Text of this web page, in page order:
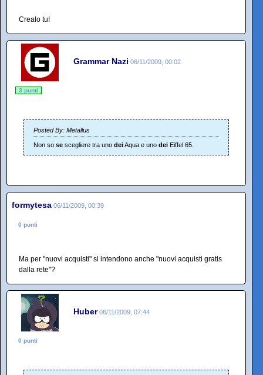
Crealo tu!
Grammar Nazi 06/11/2009, 00:02
3 punti
Posted By: Metallus
Non so se scegliere tra uno deiAqua e uno dei Eiffel 65.
formytesa 06/11/2009, 00:39
0 punti
Ma per "nuovi acquisti" si intendono anche "nuovi acquisti gratis
dalla rete"?
Huber 06/11/2009, 07:44
0 punti